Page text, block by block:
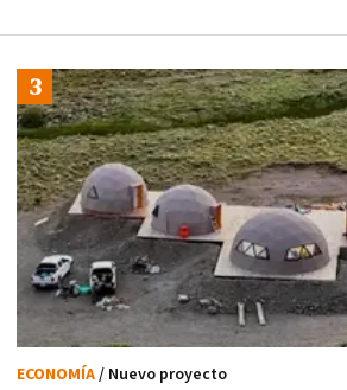
ECONOMÍA/ Nuevo proyecto